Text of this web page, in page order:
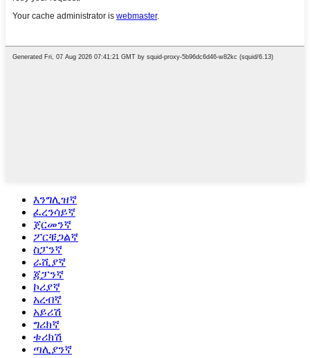
እንግሊዝኛ
ፈረንሳይኛ
ጀርመንኛ
ፖርቹጋልኛ
ስፓንኛ
ራሺያኛ
ጃፓንኛ
ኮሪያኛ
አረብኛ
አይሪሽ
ግሪክኛ
ቱሪክሽ
ጣሊያንኛ